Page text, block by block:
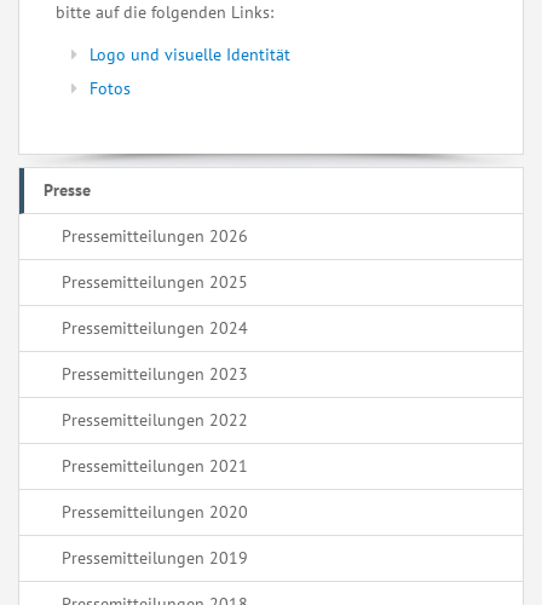
bitte auf die folgenden Links:
Logo und visuelle Identität
Fotos
Presse
Pressemitteilungen 2026
Pressemitteilungen 2025
Pressemitteilungen 2024
Pressemitteilungen 2023
Pressemitteilungen 2022
Pressemitteilungen 2021
Pressemitteilungen 2020
Pressemitteilungen 2019